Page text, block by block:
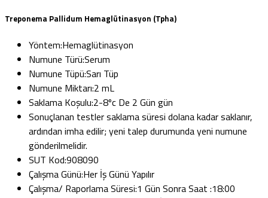
Treponema Pallidum Hemaglütinasyon (Tpha)
Yöntem:Hemaglütinasyon
Numune Türü:Serum
Numune Tüpü:Sarı Tüp
Numune Miktarı:2 mL
Saklama Koşulu:2-8ºc De 2 Gün gün
Sonuçlanan testler saklama süresi dolana kadar saklanır,
ardından imha edilir; yeni talep durumunda yeni numune
gönderilmelidir.
SUT Kod:908090
Çalışma Günü:Her İş Günü Yapılır
Çalışma/ Raporlama Süresi:1 Gün Sonra Saat :18:00